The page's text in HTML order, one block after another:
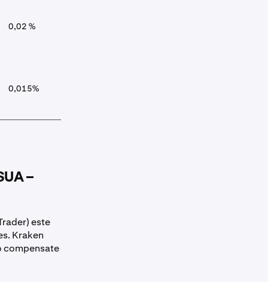
0,02 %
0,015%
–
este
Kraken
compensate